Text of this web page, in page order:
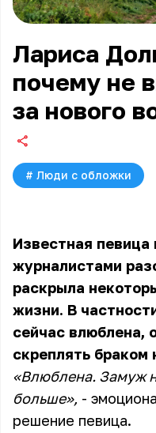
Лариса
почему не
за нового
# Люди с обложки
Известная певица
журналистами
раскрыла
жизни. В
сейчас влюблена,
скреплять
«Влюблена. Замуж
больше», -
решение певица.